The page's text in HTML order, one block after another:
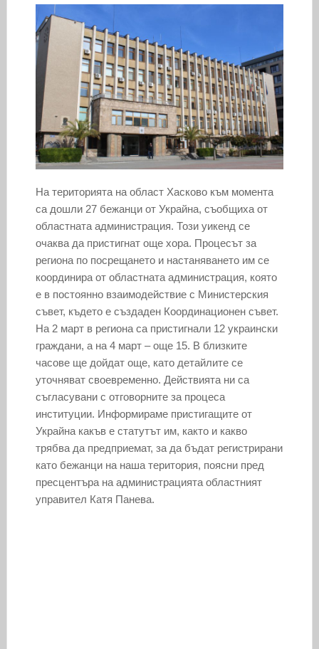
На територията на област Хасково към момента
са дошли 27 бежанци от Украйна, съобщиха от
областната администрация. Този уикенд се
очаква да пристигнат още хора. Процесът за
региона по посрещането и настаняването им се
координира от областната администрация, която
е в постоянно взаимодействие с Министерския
съвет, където е създаден Координационен съвет.
На 2 март в региона са пристигнали 12 украински
граждани, а на 4 март – още 15. В близките
часове ще дойдат още, като детайлите се
уточняват своевременно. Действията ни са
съгласувани с отговорните за процеса
институции. Информираме пристигащите от
Украйна какъв е статутът им, както и какво
трябва да предприемат, за да бъдат регистрирани
като бежанци на наша територия, поясни пред
пресцентъра на администрацията областният
управител Катя Панева.